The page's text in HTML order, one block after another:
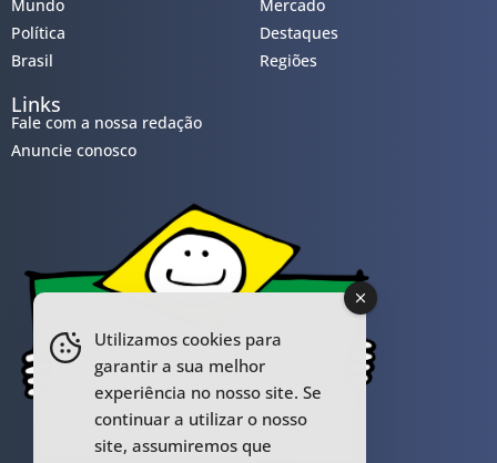
Mundo
Política
Brasil
Mercado
Destaques
Regiões
Links
Fale com a nossa redação
Anuncie conosco
Utilizamos cookies para
garantir a sua melhor
experiência no nosso site. Se
continuar a utilizar o nosso
site, assumiremos que